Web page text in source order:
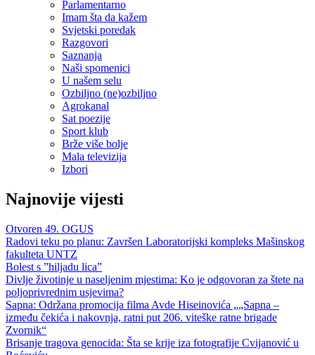
Parlamentarno
Imam šta da kažem
Svjetski poredak
Razgovori
Saznanja
Naši spomenici
U našem selu
Ozbiljno (ne)ozbiljno
Agrokanal
Sat poezije
Sport klub
Brže više bolje
Mala televizija
Izbori
Najnovije vijesti
Otvoren 49. OGUS
Radovi teku po planu: Završen Laboratorijski kompleks Mašinskog
fakulteta UNTZ
Bolest s ”hiljadu lica”
Divlje životinje u naseljenim mjestima: Ko je odgovoran za štete na
poljoprivrednim usjevima?
Sapna: Održana promocija filma Avde Hiseinovića „„Sapna –
između čekića i nakovnja, ratni put 206. viteške ratne brigade
Zvornik“
Brisanje tragova genocida: Šta se krije iza fotografije Cvijanović u